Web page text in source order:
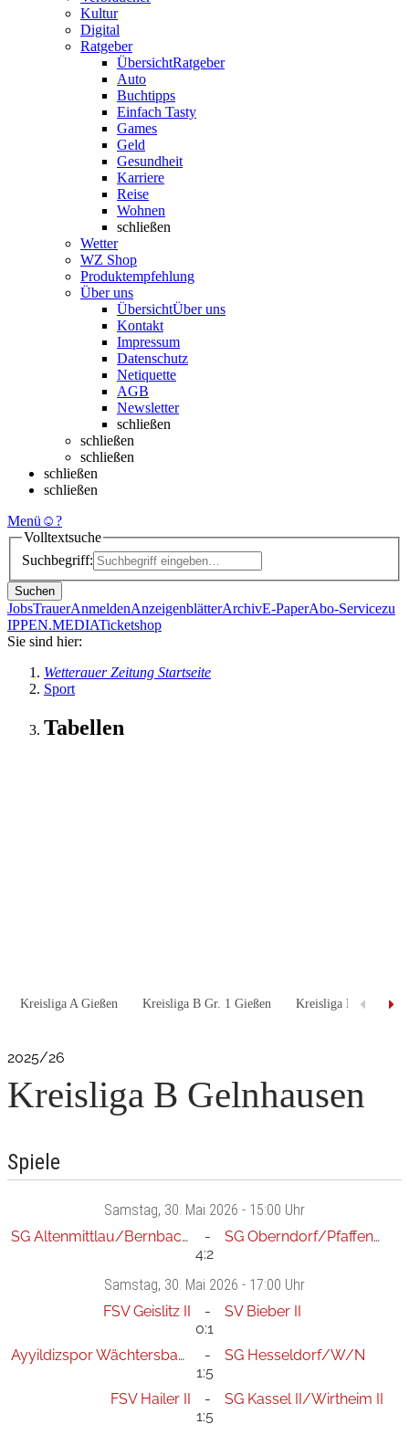
Kultur
Digital
Ratgeber
ÜbersichtRatgeber
Auto
Buchtipps
Einfach Tasty
Games
Geld
Gesundheit
Karriere
Reise
Wohnen
schließen
Wetter
WZ Shop
Produktempfehlung
Über uns
ÜbersichtÜber uns
Kontakt
Impressum
Datenschutz
Netiquette
AGB
Newsletter
schließen
schließen
schließen
schließen
schließen
Menü ☺?
Volltextsuche
Suchbegriff:
Suchen
JobsTrauerAnmeldenAnzeigenblätterArchivE-PaperAbo-Servicezu
IPPEN.MEDIATicketshop
Sie sind hier:
Wetterauer Zeitung Startseite
Sport
Tabellen
Kreisliga A Gießen Kreisliga B Gr. 1 Gießen Kreisliga B Gr. 2
2025/26
Kreisliga B Gelnhausen
Spiele
Samstag, 30. Mai 2026 - 15:00 Uhr
SG Altenmittlau/Bernbach II
SG Oberndorf/Pfaffenhausen III
4:2
Samstag, 30. Mai 2026 - 17:00 Uhr
FSV Geislitz II
SV Bieber II
0:1
Ayyildizspor Wächtersbach II
SG Hesseldorf/W/N
1:5
FSV Hailer II
SG Kassel II/Wirtheim II
1:5